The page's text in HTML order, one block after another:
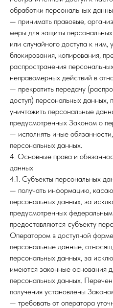
обработки персональных
— принимать правовые,
меры для защиты
или случайного доступа к ним,
блокирования, копирования,
распространения
неправомерных действий в
— прекратить передачу
доступ) персональных данных,
уничтожить персональные
предусмотренных Законом о
— исполнять иные
персональных данных.
4. Основные права и
данных
4.1. Субъекты персональных
— получать информацию,
персональных данных, за
предусмотренных
предоставляются субъекту
Оператором в доступной
персональные данные,
персональных данных, за
имеются законные основания
персональных данных.
получения установлены
— требовать от оператора